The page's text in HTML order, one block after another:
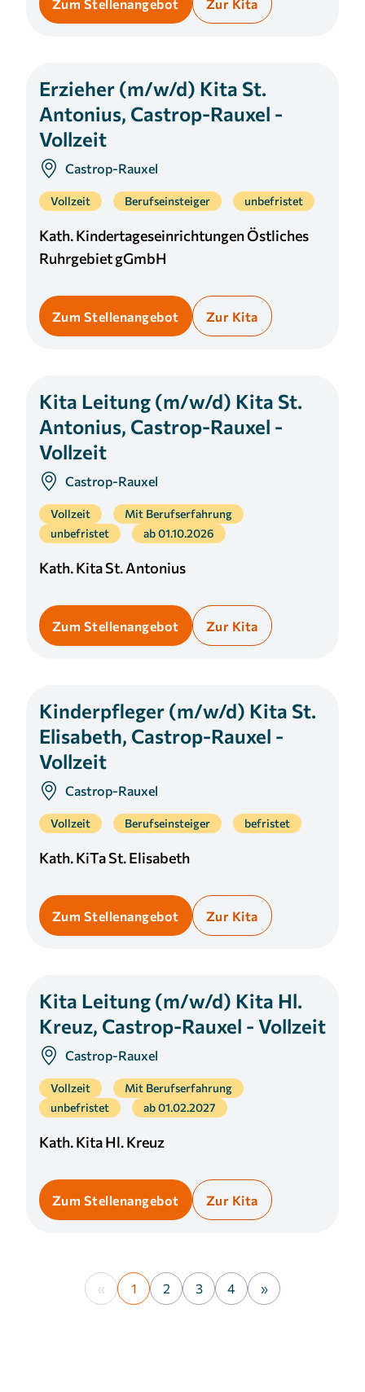
Zum Stellenangebot Zur Kita
Erzieher (m/w/d) Kita St.
Antonius, Castrop-Rauxel -
Vollzeit
Castrop-Rauxel
Vollzeit Berufseinsteiger unbefristet
Kath. Kindertageseinrichtungen Östliches
Ruhrgebiet gGmbH
Zum Stellenangebot Zur Kita
Kita Leitung (m/w/d) Kita St.
Antonius, Castrop-Rauxel -
Vollzeit
Castrop-Rauxel
Vollzeit
Mit Berufserfahrung
unbefristet
ab 01.10.2026
Kath. Kita St. Antonius
Zum Stellenangebot Zur Kita
Kinderpfleger (m/w/d) Kita St.
Elisabeth, Castrop-Rauxel -
Vollzeit
Castrop-Rauxel
Vollzeit Berufseinsteiger befristet
Kath. KiTa St. Elisabeth
Zum Stellenangebot Zur Kita
Kita Leitung (m/w/d) Kita Hl.
Kreuz, Castrop-Rauxel - Vollzeit
Castrop-Rauxel
Vollzeit
Mit Berufserfahrung
unbefristet
ab 01.02.2027
Kath. Kita Hl. Kreuz
Zum Stellenangebot Zur Kita
« 1 2 3 4 »